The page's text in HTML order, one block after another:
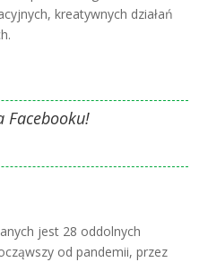
kreatywnych działań
Facebooku!
jest 28 oddolnych
od pandemii, przez